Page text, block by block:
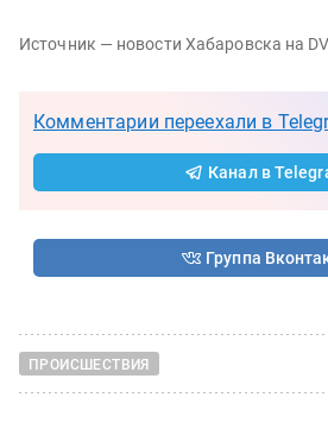
Источник — новости Хабаровска на
Комментарии переехали в
Канал в
Группа
ПРОИСШЕСТВИЯ